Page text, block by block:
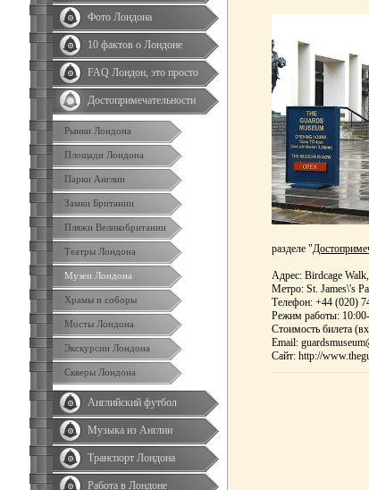
Фото Лондона
10 фактов о Лондоне
FAQ Лондон, это просто
Достопримечательности
Рынки Лондона
Площади Лондона
Парки Англии
Замки Британии
Пляжи Великобритании
Театры Лондона
Музеи Лондона
Храмы и соборы
Мосты Лондона
Экскурсии Лондона
Скверы Лондона
Английский футбол
Музыка из Англии
Транспорт Лондона
Работа в Лондоне
разделе "
Адрес: Birdcage
Метро: St. James\'s
Телефон: +44 (020)
Режим работы:
Стоимость билета
Email:
Сайт: http://